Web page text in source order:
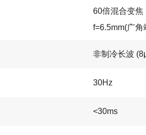
60倍混合变焦
f=6.5mm(广
非制冷长波
30Hz
<30ms